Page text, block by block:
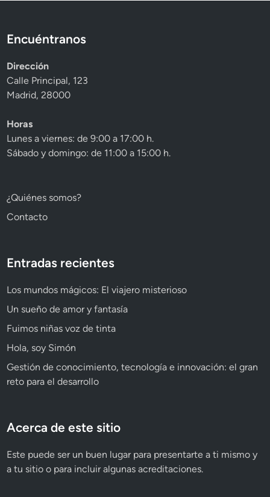
e
Encuéntranos
Dirección
Calle Principal, 123
Madrid, 28000
Horas
Lunes a viernes: de 9:00 a 17:00 h.
Sábado y domingo: de 11:00 a 15:00 h.
¿Quiénes somos?
Contacto
Entradas recientes
Los mundos mágicos: El viajero misterioso
Un sueño de amor y fantasía
Fuimos niñas voz de tinta
Hola, soy Simón
Gestión de conocimiento, tecnología e innovación: el gran
reto para el desarrollo
Acerca de este sitio
Este puede ser un buen lugar para presentarte a ti mismo y
a tu sitio o para incluir algunas acreditaciones.